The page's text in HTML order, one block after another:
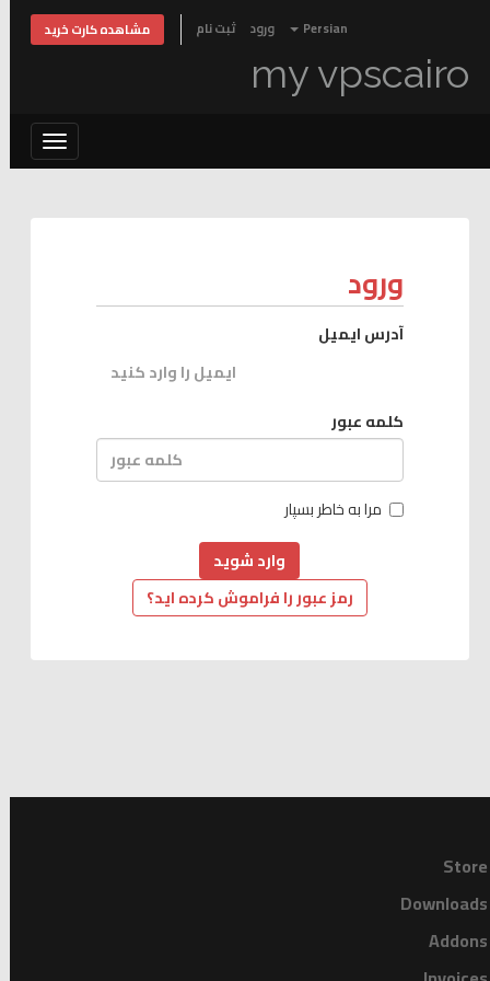
Persian ورود ثبت نام مشاهده کارت خرید
my vpscairo
Toggle
ورود
آدرس ایمیل
کلمه عبور
مرا به خاطر بسپار
رمز عبور را فراموش کرده اید؟
Store
Downloads
Addons